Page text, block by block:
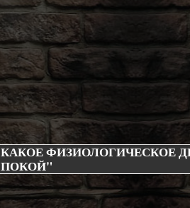
КАКОЕ ФИЗИОЛОГИЧЕСКОЕ
ПОКОЙ"